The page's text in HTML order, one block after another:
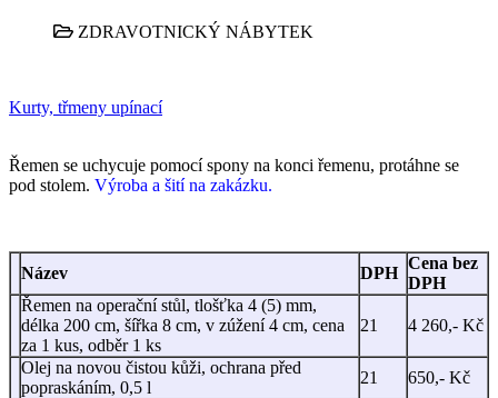
ZDRAVOTNICKÝ NÁBYTEK
Kurty, třmeny upínací
Řemen se uchycuje pomocí spony na konci řemenu, protáhne se
pod stolem. Výroba a šití na zakázku.
Název DPH
Cena bez
DPH
Řemen na operační stůl, tlošťka 4 (5) mm,
délka 200 cm, šířka 8 cm, v zúžení 4 cm, cena
za 1 kus, odběr 1 ks
21 4 260,- Kč
Olej na novou čistou kůži, ochrana před
popraskáním, 0,5 l
21 650,- Kč